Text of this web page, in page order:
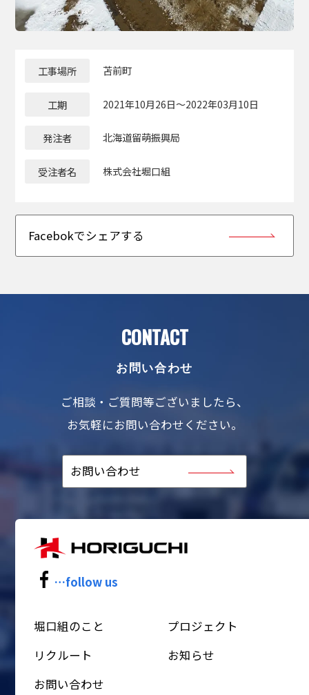
工事場所 苫前町
工期 2021年10月26日～2022年03月10日
発注者 北海道留萌振興局
受注者名 株式会社堀口組
Facebokでシェアする
CONTACT
お問い合わせ
ご相談・ご質問等ございましたら、
お気軽にお問い合わせください。
お問い合わせ
…follow us
堀口組のこと
プロジェクト
リクルート
お知らせ
お問い合わせ